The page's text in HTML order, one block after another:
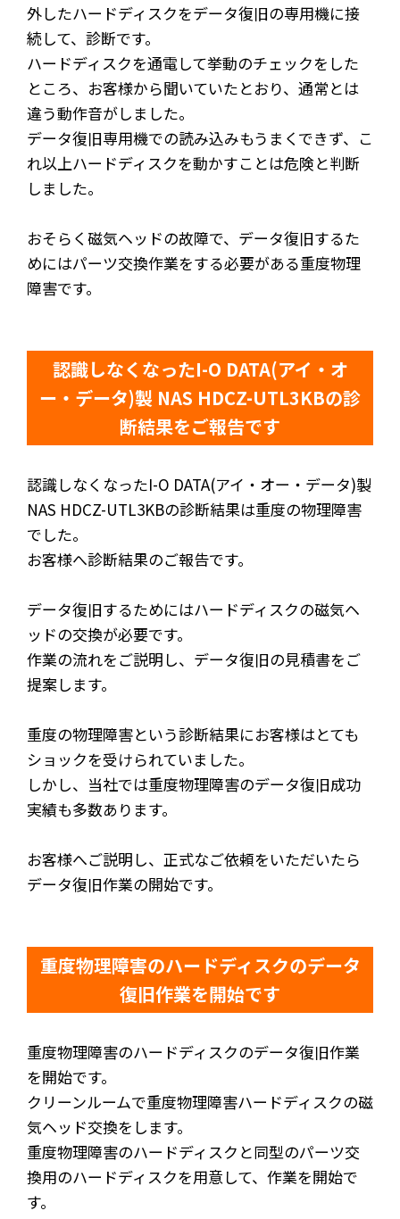
外したハードディスクをデータ復旧の専用機に接
続して、診断です。
ハードディスクを通電して挙動のチェックをした
ところ、お客様から聞いていたとおり、通常とは
違う動作音がしました。
データ復旧専用機での読み込みもうまくできず、こ
れ以上ハードディスクを動かすことは危険と判断
しました。
おそらく磁気ヘッドの故障で、データ復旧するた
めにはパーツ交換作業をする必要がある重度物理
障害です。
認識しなくなったI-O DATA(アイ・オ
ー・データ)製 NAS HDCZ-UTL3KBの診
断結果をご報告です
認識しなくなったI-O DATA(アイ・オー・データ)製
NAS HDCZ-UTL3KBの診断結果は重度の物理障害
でした。
お客様へ診断結果のご報告です。
データ復旧するためにはハードディスクの磁気ヘ
ッドの交換が必要です。
作業の流れをご説明し、データ復旧の見積書をご
提案します。
重度の物理障害という診断結果にお客様はとても
ショックを受けられていました。
しかし、当社では重度物理障害のデータ復旧成功
実績も多数あります。
お客様へご説明し、正式なご依頼をいただいたら
データ復旧作業の開始です。
重度物理障害のハードディスクのデータ
復旧作業を開始です
重度物理障害のハードディスクのデータ復旧作業
を開始です。
クリーンルームで重度物理障害ハードディスクの磁
気ヘッド交換をします。
重度物理障害のハードディスクと同型のパーツ交
換用のハードディスクを用意して、作業を開始で
す。